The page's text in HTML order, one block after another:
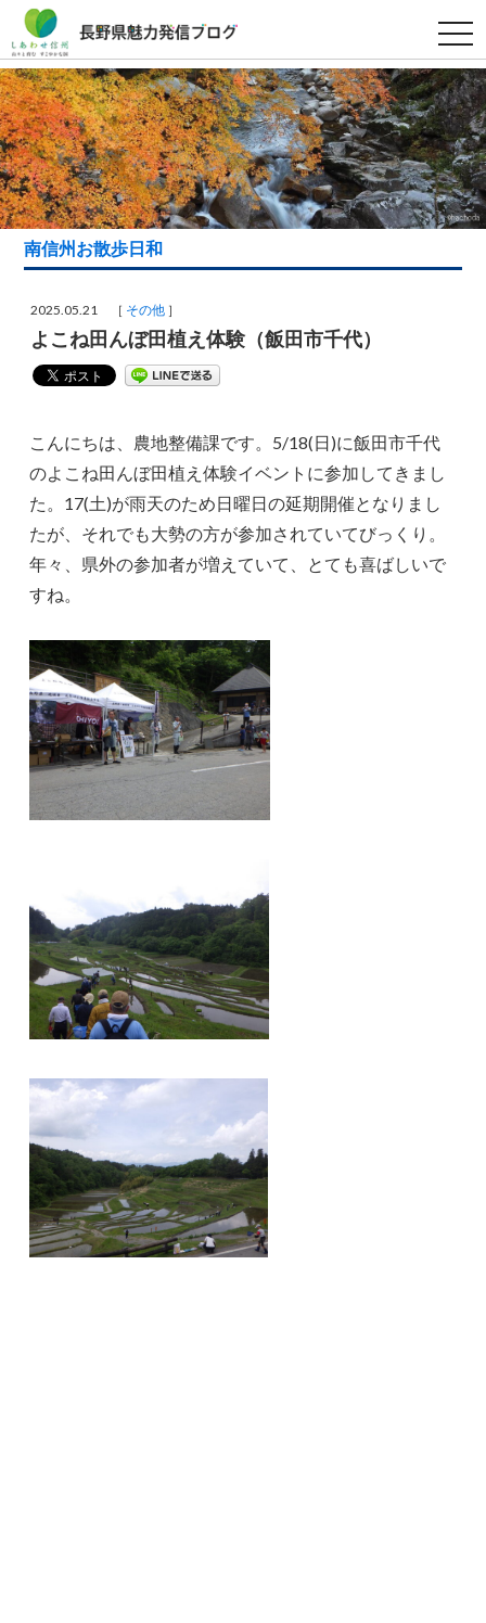
t
o
g
g
l
e
n
a
v
i
g
a
t
n
南信州お散歩日和
2025.05.21 ［ その他 ］
よこね田んぼ田植え体験（飯田市千代）
こんにちは、農地整備課です。5/18(日)に飯田市千代
のよこね田んぼ田植え体験イベントに参加してきまし
た。17(土)が雨天のため日曜日の延期開催となりまし
たが、それでも大勢の方が参加されていてびっくり。
年々、県外の参加者が増えていて、とても喜ばしいで
すね。